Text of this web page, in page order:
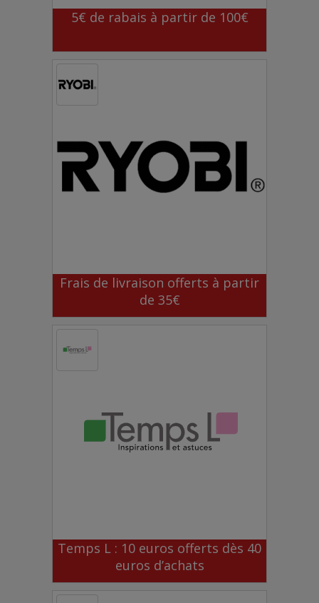
5€ de rabais à partir de 100€
Frais de livraison offerts à partir
de 35€
Temps L : 10 euros offerts dès 40
euros d’achats